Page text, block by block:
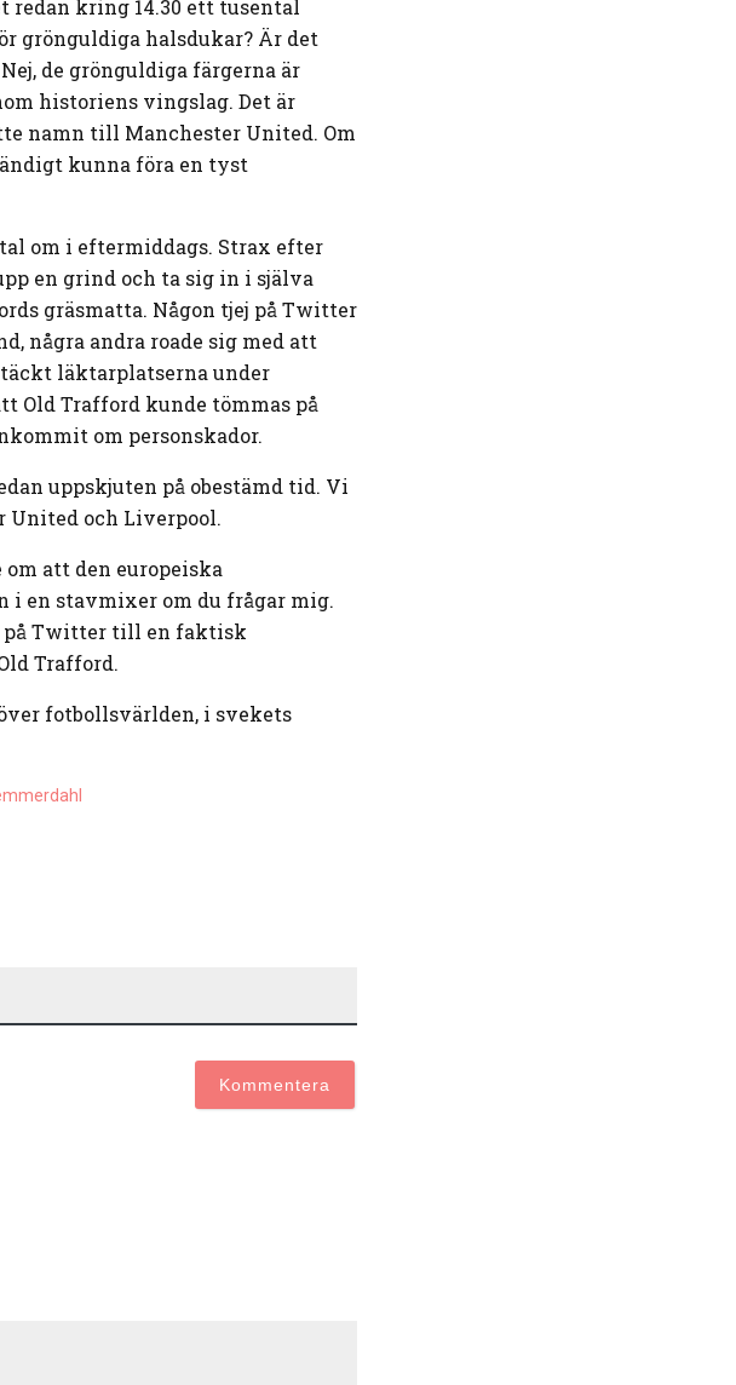
kring 14.30 ett tusental
grönguldiga halsdukar? Är det
de grönguldiga färgerna är
historiens vingslag. Det är
namn till Manchester United. Om
kunna föra en tyst
om i eftermiddags. Strax efter
en grind och ta sig in i själva
gräsmatta. Någon tjej på Twitter
några andra roade sig med att
läktarplatserna under
Old Trafford kunde tömmas på
om personskador.
uppskjuten på obestämd tid. Vi
United och Liverpool.
att den europeiska
en stavmixer om du frågar mig.
på Twitter till en faktisk
Trafford.
fotbollsvärlden, i svekets